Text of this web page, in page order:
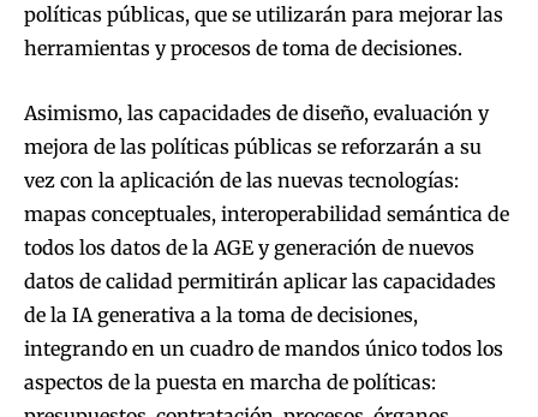
políticas públicas, que se utilizarán para mejorar las
herramientas y procesos de toma de decisiones.
Asimismo, las capacidades de diseño, evaluación y
mejora de las políticas públicas se reforzarán a su
vez con la aplicación de las nuevas tecnologías:
mapas conceptuales, interoperabilidad semántica de
todos los datos de la AGE y generación de nuevos
datos de calidad permitirán aplicar las capacidades
de la IA generativa a la toma de decisiones,
integrando en un cuadro de mandos único todos los
aspectos de la puesta en marcha de políticas: